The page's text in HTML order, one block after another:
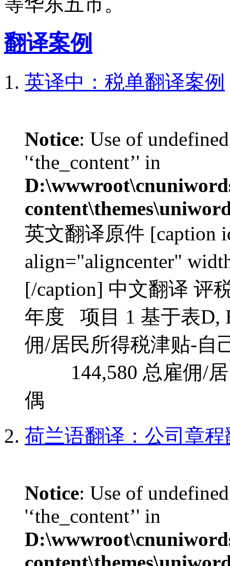
翻译案例
英译中：税单翻译案例
Notice: Use of
'‘the_content’' in
英文翻译原件 [caption
align="aligncenter"
[/caption] 中文翻译 评
年度 项目 1 基于表D,
佣/居民所得
144,580 总雇佣/居
偶
荷兰语翻译：公司章
Notice: Use of
'‘the_content’' in